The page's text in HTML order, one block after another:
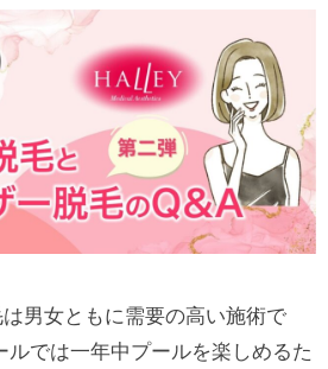
男女ともに需要の高い施術で
ルでは一年中プールを楽しめるた